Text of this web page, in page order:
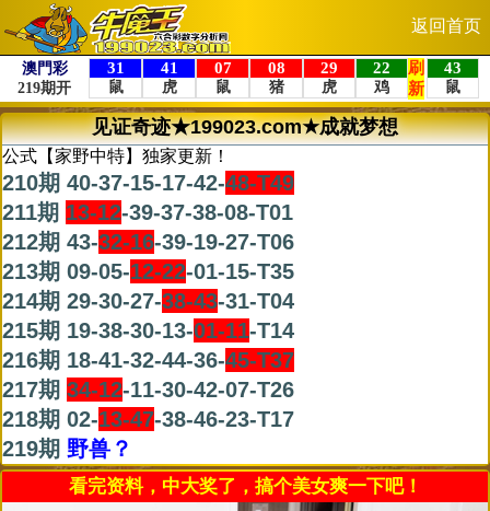
返回首页
见证奇迹★199023.com★成就梦想
公式【家野中特】独家更新！
210期 40-37-15-17-42-48-T49
211期 13-12-39-37-38-08-T01
212期 43-32-16-39-19-27-T06
213期 09-05-12-22-01-15-T35
214期 29-30-27-38-43-31-T04
215期 19-38-30-13-01-11-T14
216期 18-41-32-44-36-45-T37
217期 34-12-11-30-42-07-T26
218期 02-13-47-38-46-23-T17
219期 野兽？
看完资料，中大奖了，搞个美女爽一下吧！